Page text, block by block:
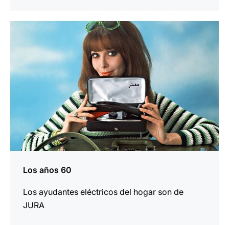
Los años 60
Los ayudantes eléctricos del hogar son de
JURA